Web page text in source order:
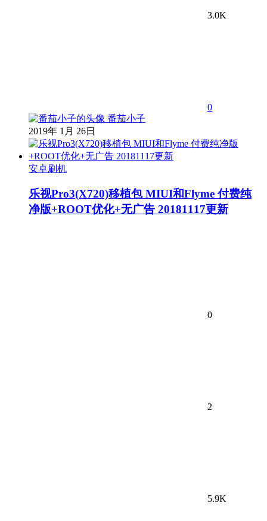
3.0K
0
番茄小子
2019年 1月 26日
安卓刷机
乐视Pro3(X720)移植包 MIUI和Flyme 付费纯
净版+ROOT优化+无广告 20181117更新
0
2
5.9K